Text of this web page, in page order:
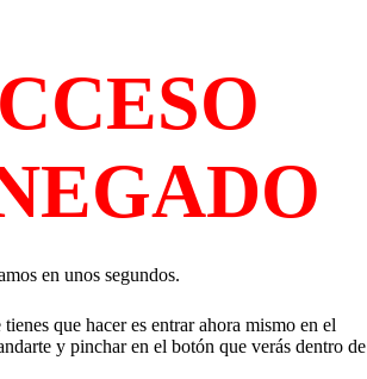
en unos segundos.
que hacer es entrar ahora mismo en el
y pinchar en el botón que verás dentro de